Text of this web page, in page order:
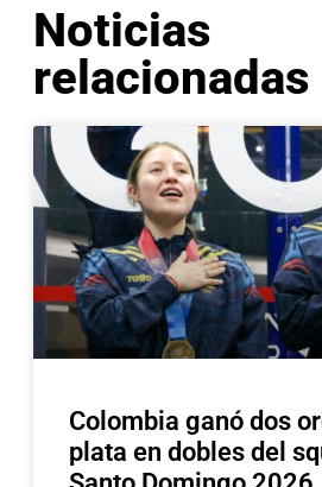
Noticias
relacionadas
Colombia ganó dos
plata en dobles del